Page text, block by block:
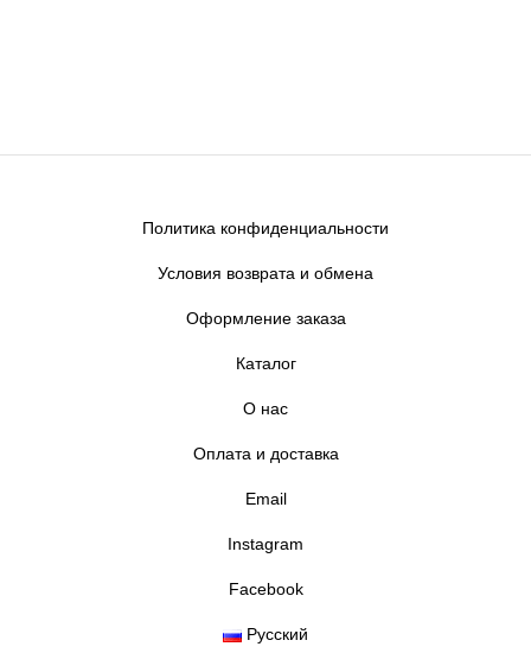
Политика конфиденциальности
Условия возврата и обмена
Оформление заказа
Каталог
О нас
Оплата и доставка
Email
Instagram
Facebook
Русский